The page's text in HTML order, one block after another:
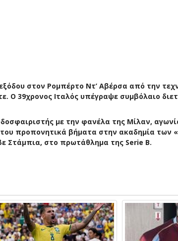
στον Ρομπέρτο Ντ’ Αβέρσα από την
Ο 39χρονος Ιταλός υπέγραψε συμβόλαιο
με την φανέλα της Μίλαν,
προπονητικά βήματα στην ακαδημία των
Στάμπια, στο πρωτάθλημα της Serie B.